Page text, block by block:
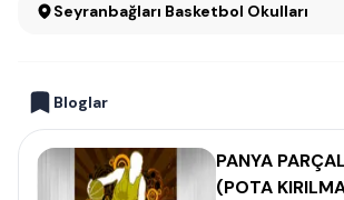
Seyranbağları Basketbol Okulları
Bloglar
PANYA
(POTA